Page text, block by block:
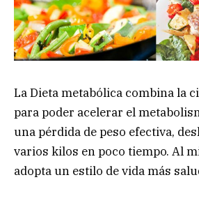
La Dieta metabólica combina la
para poder acelerar el
una pérdida de peso efectiva,
varios kilos en poco tiempo. Al
adopta un estilo de vida más